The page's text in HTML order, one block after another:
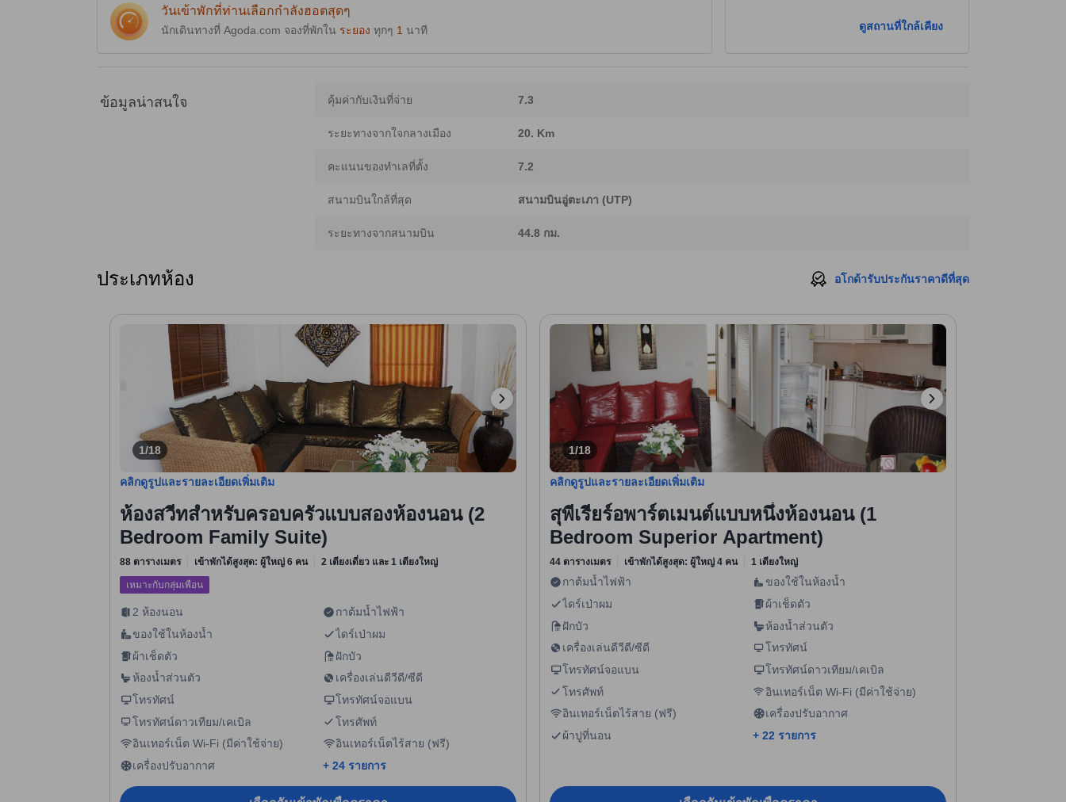
วันเข้าพักที่ท่านเลือกกำลังฮอตสุดๆ
นักเดินทางที่ Agoda.com จองที่พักใน ระยอง ทุกๆ 1 นาที ดูสถานที่ใกล้เคียง
ข้อมูลน่าสนใจ คุ้มค่ากับเงินที่จ่าย 7.3
ระยะทางจากใจกลางเมือง 20. Km
คะแนนของทำเลที่ตั้ง 7.2
สนามบินใกล้ที่สุด สนามบินอู่ตะเภา (UTP)
ระยะทางจากสนามบิน 44.8 กม.
ประเภทห้อง อโกด้ารับประกันราคาดีที่สุด
1/18
คลิกดูรูปและรายละเอียดเพิ่มเติม
ห้องสวีทสำหรับครอบครัวแบบสองห้องนอน (2
Bedroom Family Suite)
88 ตารางเมตร เข้าพักได้สูงสุด: ผู้ใหญ่ 6 คน 2 เตียงเดี่ยว และ 1 เตียงใหญ่
เหมาะกับกลุ่มเพื่อน
2 ห้องนอน
กาต้มน้ำไฟฟ้า
ของใช้ในห้องน้ำ
ไดร์เป่าผม
ผ้าเช็ดตัว
ฝักบัว
ห้องน้ำส่วนตัว
เครื่องเล่นดีวีดี/ซีดี
โทรทัศน์
โทรทัศน์จอแบน
โทรทัศน์ดาวเทียม/เคเบิล
โทรศัพท์
อินเทอร์เน็ต Wi-Fi (มีค่าใช้จ่าย)
อินเทอร์เน็ตไร้สาย (ฟรี)
เครื่องปรับอากาศ
+ 24 รายการ
1/18
คลิกดูรูปและรายละเอียดเพิ่มเติม
สุพีเรียร์อพาร์ตเมนต์แบบหนึ่งห้องนอน (1
Bedroom Superior Apartment)
44 ตารางเมตร เข้าพักได้สูงสุด: ผู้ใหญ่ 4 คน 1 เตียงใหญ่
กาต้มน้ำไฟฟ้า
ของใช้ในห้องน้ำ
ไดร์เป่าผม
ผ้าเช็ดตัว
ฝักบัว
ห้องน้ำส่วนตัว
เครื่องเล่นดีวีดี/ซีดี
โทรทัศน์
โทรทัศน์จอแบน
โทรทัศน์ดาวเทียม/เคเบิล
โทรศัพท์
อินเทอร์เน็ต Wi-Fi (มีค่าใช้จ่าย)
อินเทอร์เน็ตไร้สาย (ฟรี)
เครื่องปรับอากาศ
ผ้าปูที่นอน
+ 22 รายการ